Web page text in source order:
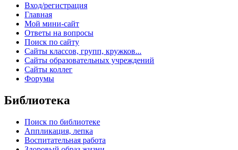
Вход/регистрация
Главная
Мой мини-сайт
Ответы на вопросы
Поиск по сайту
Сайты классов, групп, кружков...
Сайты образовательных учреждений
Сайты коллег
Форумы
Библиотека
Поиск по библиотеке
Аппликация, лепка
Воспитательная работа